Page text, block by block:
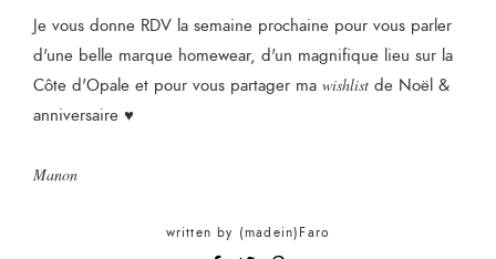
Je vous donne RDV la semaine prochaine pour vous parler
d'une belle marque homewear, d'un magnifique lieu sur la
Côte d'Opale et pour vous partager ma wishlist de Noël &
anniversaire ♥
Manon
written by (madein)Faro